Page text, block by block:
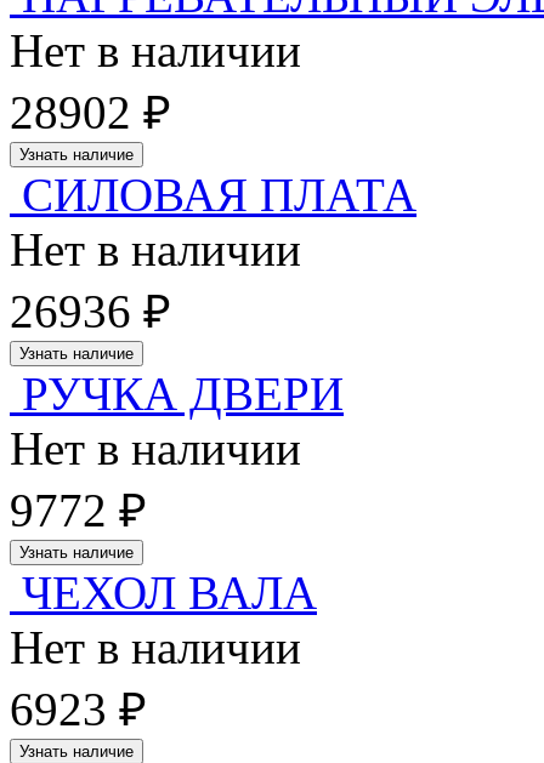
Нет в наличии
28902 ₽
Узнать наличие
СИЛОВАЯ ПЛАТА
Нет в наличии
26936 ₽
Узнать наличие
РУЧКА ДВЕРИ
Нет в наличии
9772 ₽
Узнать наличие
ЧЕХОЛ ВАЛА
Нет в наличии
6923 ₽
Узнать наличие